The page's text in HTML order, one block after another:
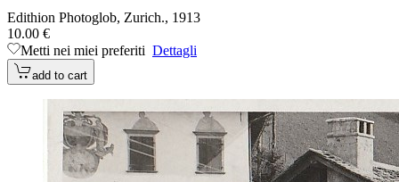
Edithion Photoglob, Zurich., 1913
10.00 €
Metti nei miei preferiti Dettagli
add to cart